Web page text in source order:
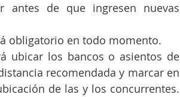
antes de que ingresen nuevas
obligatorio en todo momento.
ubicar los bancos o asientos de
recomendada y marcar en
de las y los concurrentes.